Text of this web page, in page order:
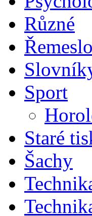
Různé
Řemeslo
Sport
Staré
Šachy